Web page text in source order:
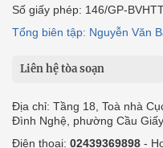
Số giấy phép: 146/GP-
Tổng biên tập: Nguyễn Văn
Liên hệ tòa soạn
Địa chỉ: Tầng 18, Toà nhà
Đình Nghệ, phường Cầu
Điện thoại: 02439369898 -